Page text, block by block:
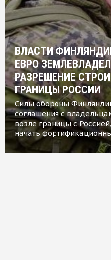
ВЛАСТИ
ЕВРО
РАЗРЕШЕНИЕ
ГРАНИЦЫ РОССИИ
Силы обороны
соглашения с
возле границы с
начать